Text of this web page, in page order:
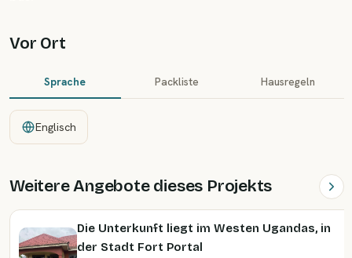
Vor Ort
Sprache Packliste Hausregeln
Englisch
Weitere Angebote dieses Projekts
Die Unterkunft liegt im Westen Ugandas, in
der Stadt Fort Portal